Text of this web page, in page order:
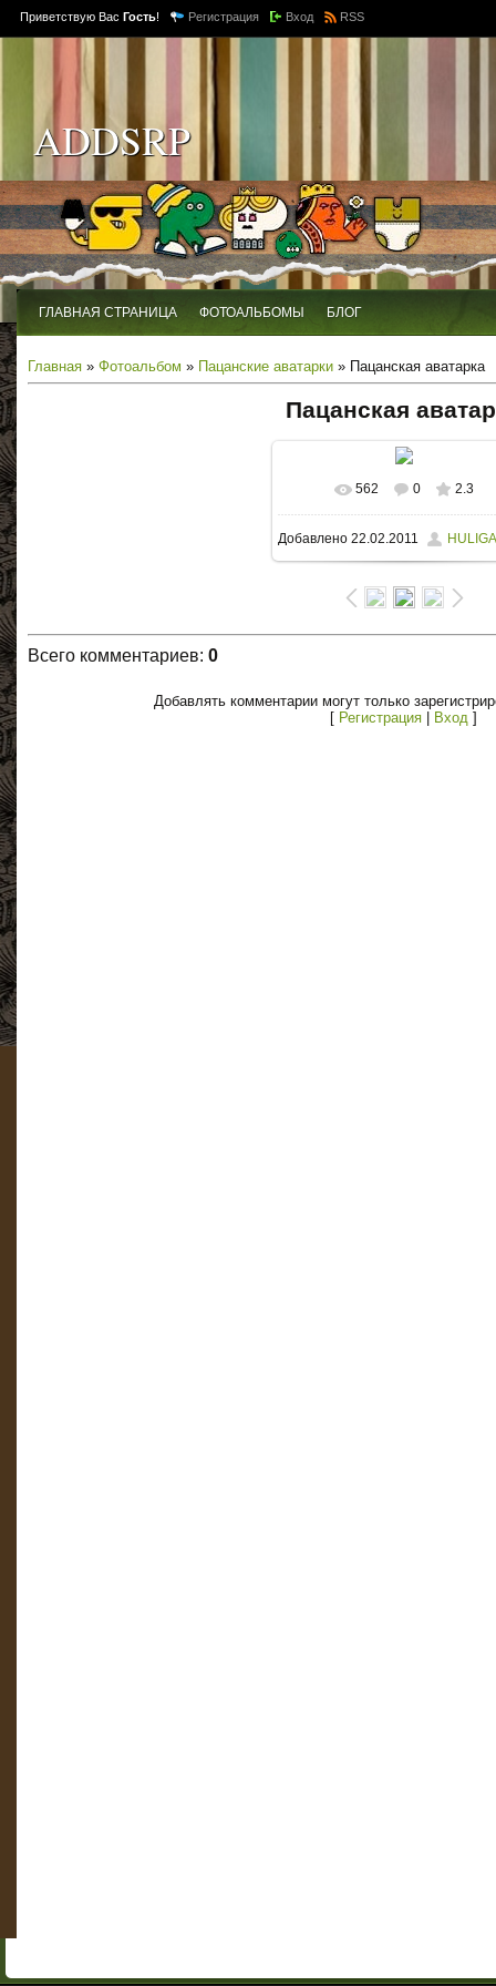
Приветствую Вас Гость! Регистрация Вход RSS
ADDSRP
ГЛАВНАЯ СТРАНИЦА ФОТОАЛЬБОМЫ БЛОГ
Главная » Фотоальбом » Пацанские аватарки » Пацанская аватарка
Пацанская
562 0 2.3
Добавлено 22.02.2011
Всего комментариев: 0
Добавлять комментарии могут только
[ Регистрация Вход ]